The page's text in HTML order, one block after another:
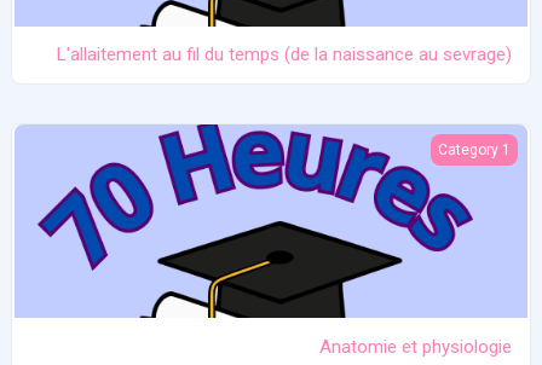
L'allaitement au fil du temps (de la naissance au sevrage)
Anatomie et physiologie
Category 1
Anatomie et physiologie